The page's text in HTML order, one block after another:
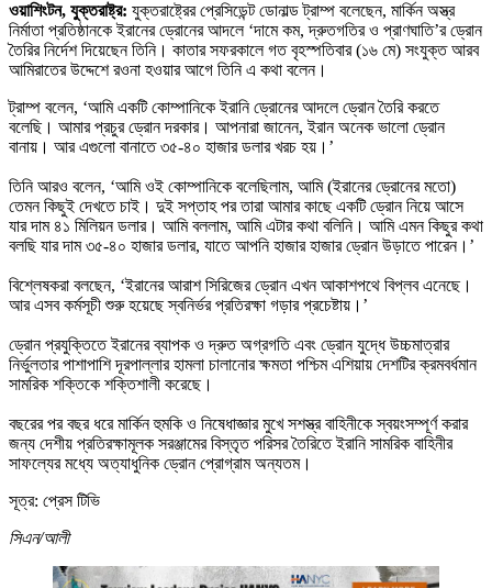
ওয়াশিংটন, যুক্তরাষ্ট্র: যুক্তরাষ্ট্রের প্রেসিডেন্ট ডোনাল্ড ট্রাম্প বলেছেন, মার্কিন অস্ত্র
নির্মাতা প্রতিষ্ঠানকে ইরানের ড্রোনের আদলে ‘দামে কম, দ্রুতগতির ও প্রাণঘাতি’র ড্রোন
তৈরির নির্দেশ দিয়েছেন তিনি। কাতার সফরকালে গত বৃহস্পতিবার (১৬ মে) সংযুক্ত আরব
আমিরাতের উদ্দেশে রওনা হওয়ার আগে তিনি এ কথা বলেন।
ট্রাম্প বলেন, ‘আমি একটি কোম্পানিকে ইরানি ড্রোনের আদলে ড্রোন তৈরি করতে
বলেছি। আমার প্রচুর ড্রোন দরকার। আপনারা জানেন, ইরান অনেক ভালো ড্রোন
বানায়। আর এগুলো বানাতে ৩৫-৪০ হাজার ডলার খরচ হয়।’
তিনি আরও বলেন, ‘আমি ওই কোম্পানিকে বলেছিলাম, আমি (ইরানের ড্রোনের মতো)
তেমন কিছুই দেখতে চাই। দুই সপ্তাহ পর তারা আমার কাছে একটি ড্রোন নিয়ে আসে
যার দাম ৪১ মিলিয়ন ডলার। আমি বললাম, আমি এটার কথা বলিনি। আমি এমন কিছুর কথা
বলছি যার দাম ৩৫-৪০ হাজার ডলার, যাতে আপনি হাজার হাজার ড্রোন উড়াতে পারেন।’
বিশ্লেষকরা বলছেন, ‘ইরানের আরাশ সিরিজের ড্রোন এখন আকাশপথে বিপ্লব এনেছে।
আর এসব কর্মসূচী শুরু হয়েছে স্বনির্ভর প্রতিরক্ষা গড়ার প্রচেষ্টায়।’
ড্রোন প্রযুক্তিতে ইরানের ব্যাপক ও দ্রুত অগ্রগতি এবং ড্রোন যুদ্ধে উচ্চমাত্রার
নির্ভুলতার পাশাপাশি দূরপাল্লার হামলা চালানোর ক্ষমতা পশ্চিম এশিয়ায় দেশটির ক্রমবর্ধমান
সামরিক শক্তিকে শক্তিশালী করেছে।
বছরের পর বছর ধরে মার্কিন হুমকি ও নিষেধাজ্ঞার মুখে সশস্ত্র বাহিনীকে স্বয়ংসম্পূর্ণ করার
জন্য দেশীয় প্রতিরক্ষামূলক সরঞ্জামের বিস্তৃত পরিসর তৈরিতে ইরানি সামরিক বাহিনীর
সাফল্যের মধ্যে অত্যাধুনিক ড্রোন প্রোগ্রাম অন্যতম।
সূত্র: প্রেস টিভি
সিএন/আলী